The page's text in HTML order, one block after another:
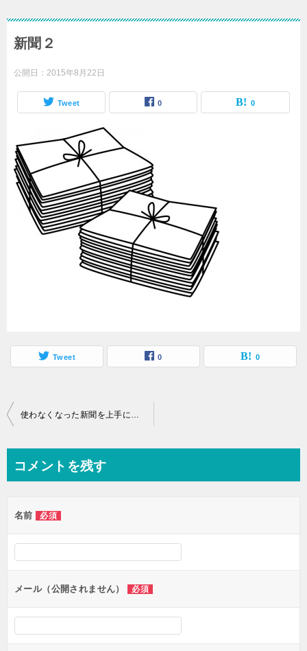
新聞２
公開日： 2015年8月22日
Tweet 0 0
Tweet 0 0
投
ビ
ー
シ
ン
使わなくなった新聞を上手に活用する方法など生活の知恵
コメントを残す
名前 必須
メール（公開されません） 必須